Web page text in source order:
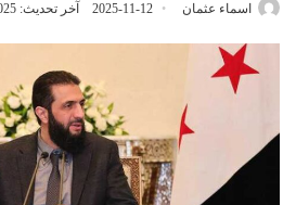
اسماء عثمان 2025-11-12 آخر تحديث: 2025-11-12